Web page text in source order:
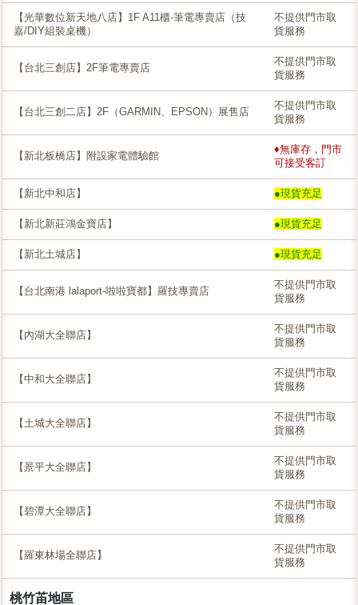
【光華數位新天地八店】1F A11櫃-筆電專賣店（技
嘉/DIY組裝桌機）
不提供門市取
貨服務
【台北三創店】2F筆電專賣店
不提供門市取
貨服務
【台北三創二店】2F（GARMIN、EPSON）展售店
不提供門市取
貨服務
【新北板橋店】附設家電體驗館
♦無庫存，門市
可接受客訂
【新北中和店】 ●現貨充足
【新北新莊鴻金寶店】 ●現貨充足
【新北土城店】 ●現貨充足
【台北南港 lalaport-啦啦寶都】羅技專賣店
不提供門市取
貨服務
【內湖大全聯店】
不提供門市取
貨服務
【中和大全聯店】
不提供門市取
貨服務
【土城大全聯店】
不提供門市取
貨服務
【景平大全聯店】
不提供門市取
貨服務
【碧潭大全聯店】
不提供門市取
貨服務
【羅東林場全聯店】
不提供門市取
貨服務
桃竹苖地區